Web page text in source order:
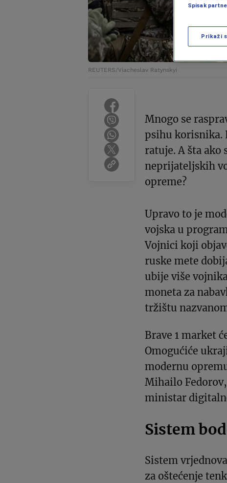
REUTERS/Viacheslav Ratynskyi
Mnogo se
psihu korisnika.
ratuje. A šta
neprijateljskih
opreme?
Upravo to je
vojska u
Vojnici koji
ruske mete
ubije više
moneta za
tržištu
Brave 1 market
Omogućiće
modernu
Mihailo
ministar
Sistem
Sistem
za oštećenje
Spisak
Prikaži